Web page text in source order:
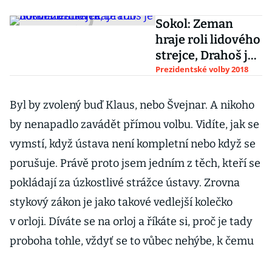
Sokol: Zeman
hraje roli lidového
strejce, Drahoš je
normální člověk
Prezidentské volby 2018
Byl by zvolený buď Klaus, nebo Švejnar. A nikoho
by nenapadlo zavádět přímou volbu. Vidíte, jak se
vymstí, když ústava není kompletní nebo když se
porušuje. Právě proto jsem jedním z těch, kteří se
pokládají za úzkostlivé strážce ústavy. Zrovna
stykový zákon je jako takové vedlejší kolečko
v orloji. Díváte se na orloj a říkáte si, proč je tady
proboha tohle, vždyť se to vůbec nehýbe, k čemu